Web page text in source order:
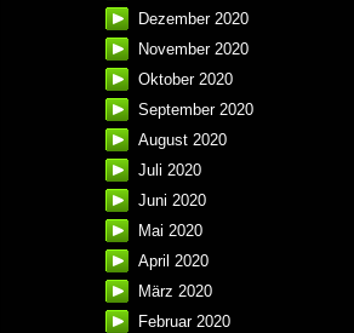
Dezember 2020
November 2020
Oktober 2020
September 2020
August 2020
Juli 2020
Juni 2020
Mai 2020
April 2020
März 2020
Februar 2020